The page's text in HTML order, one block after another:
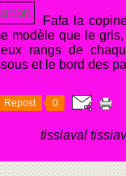
Fafa la
modèle que le
rangs de
et le bord des
Repost 0
tissiaval